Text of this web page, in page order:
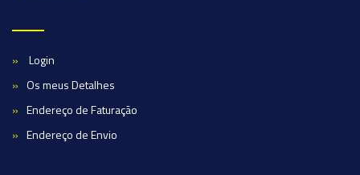
Login
Os meus Detalhes
Endereço de Faturação
Endereço de Envio